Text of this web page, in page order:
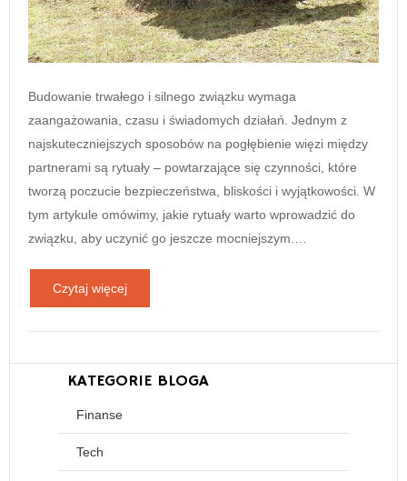
Budowanie trwałego i silnego związku wymaga
zaangażowania, czasu i świadomych działań. Jednym z
najskuteczniejszych sposobów na pogłębienie więzi między
partnerami są rytuały – powtarzające się czynności, które
tworzą poczucie bezpieczeństwa, bliskości i wyjątkowości. W
tym artykule omówimy, jakie rytuały warto wprowadzić do
związku, aby uczynić go jeszcze mocniejszym.…
Czytaj więcej
KATEGORIE BLOGA
Finanse
Tech